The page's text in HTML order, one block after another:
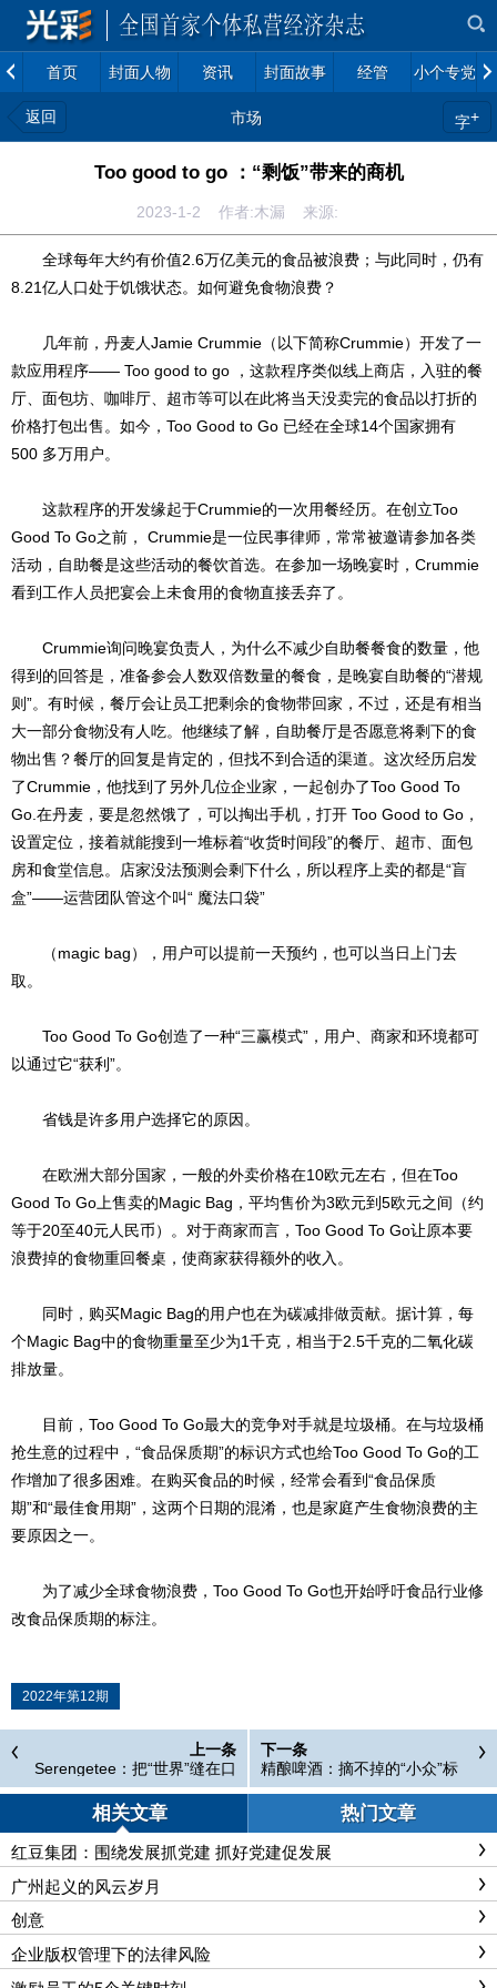
首页 封面人物 资讯 封面故事 经管 小个专党建
返回 市场 字+
Too good to go ：“剩饭”带来的商机
2023-1-2 作者:木漏 来源:
全球每年大约有价值2.6万亿美元的食品被浪费；与此同时，仍有
8.21亿人口处于饥饿状态。如何避免食物浪费？
几年前，丹麦人Jamie Crummie（以下简称Crummie）开发了一
款应用程序—— Too good to go ，这款程序类似线上商店，入驻的餐
厅、面包坊、咖啡厅、超市等可以在此将当天没卖完的食品以打折的
价格打包出售。如今，Too Good to Go 已经在全球14个国家拥有
500 多万用户。
这款程序的开发缘起于Crummie的一次用餐经历。在创立Too
Good To Go之前， Crummie是一位民事律师，常常被邀请参加各类
活动，自助餐是这些活动的餐饮首选。在参加一场晚宴时，Crummie
看到工作人员把宴会上未食用的食物直接丢弃了。
Crummie询问晚宴负责人，为什么不减少自助餐餐食的数量，他
得到的回答是，准备参会人数双倍数量的餐食，是晚宴自助餐的“潜规
则”。有时候，餐厅会让员工把剩余的食物带回家，不过，还是有相当
大一部分食物没有人吃。他继续了解，自助餐厅是否愿意将剩下的食
物出售？餐厅的回复是肯定的，但找不到合适的渠道。这次经历启发
了Crummie，他找到了另外几位企业家，一起创办了Too Good To
Go.在丹麦，要是忽然饿了，可以掏出手机，打开 Too Good to Go，
设置定位，接着就能搜到一堆标着“收货时间段”的餐厅、超市、面包
房和食堂信息。店家没法预测会剩下什么，所以程序上卖的都是“盲
盒”——运营团队管这个叫“ 魔法口袋”
（magic bag），用户可以提前一天预约，也可以当日上门去
取。
Too Good To Go创造了一种“三赢模式”，用户、商家和环境都可
以通过它“获利”。
省钱是许多用户选择它的原因。
在欧洲大部分国家，一般的外卖价格在10欧元左右，但在Too
Good To Go上售卖的Magic Bag，平均售价为3欧元到5欧元之间（约
等于20至40元人民币）。对于商家而言，Too Good To Go让原本要
浪费掉的食物重回餐桌，使商家获得额外的收入。
同时，购买Magic Bag的用户也在为碳减排做贡献。据计算，每
个Magic Bag中的食物重量至少为1千克，相当于2.5千克的二氧化碳
排放量。
目前，Too Good To Go最大的竞争对手就是垃圾桶。在与垃圾桶
抢生意的过程中，“食品保质期”的标识方式也给Too Good To Go的工
作增加了很多困难。在购买食品的时候，经常会看到“食品保质
期”和“最佳食用期”，这两个日期的混淆，也是家庭产生食物浪费的主
要原因之一。
为了减少全球食物浪费，Too Good To Go也开始呼吁食品行业修
改食品保质期的标注。
2022年第12期
上一条
Serengetee：把“世界”缝在口
袋上
下一条
精酿啤酒：摘不掉的“小众”标
签
相关文章 热门文章
红豆集团：围绕发展抓党建 抓好党建促发展
广州起义的风云岁月
创意
企业版权管理下的法律风险